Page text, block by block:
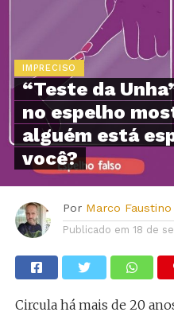
IMPRECISO
“Teste da
no espelho
alguém está
você?
Por Marco Faustino
Publicado em 18 de
Circula há mais de 20